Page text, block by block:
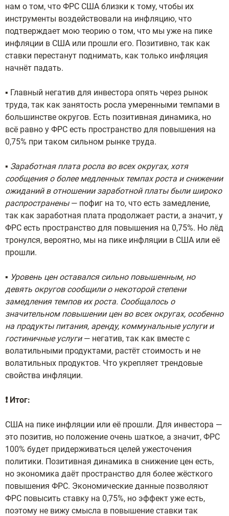
нам о том, что ФРС США близки к тому, чтобы их
инструменты воздействовали на инфляцию, что
подтверждает мою теорию о том, что мы уже на пике
инфляции в США или прошли его. Позитивно, так как
ставки перестанут поднимать, как только инфляция
начнёт падать.
▪️ Главный негатив для инвестора опять через рынок
труда, так как занятость росла умеренными темпами в
большинстве округов. Есть позитивная динамика, но
всё равно у ФРС есть пространство для повышения на
0,75% при таком сильном рынке труда.
▪️ Заработная плата росла во всех округах, хотя
сообщения о более медленных темпах роста и снижении
ожиданий в отношении заработной платы были широко
распространены— пофиг на то, что есть замедление,
так как заработная плата продолжает расти, а значит, у
ФРС есть пространство для повышения на 0,75%. Но лёд
тронулся, вероятно, мы на пике инфляции в США или её
прошли.
▪️ Уровень цен оставался сильно повышенным, но
девять округов сообщили о некоторой степени
замедления темпов их роста. Сообщалось о
значительном повышении цен во всех округах, особенно
на продукты питания, аренду, коммунальные услуги и
гостиничные услуги— негатив, так как вместе с
волатильными продуктами, растёт стоимость и не
волатильных продуктов. Что укрепляет трендовые
свойства инфляции.
❗️ Итог:
США на пике инфляции или её прошли. Для инвестора —
это позитив, но положение очень шаткое, а значит, ФРС
100% будет придерживаться целей ужесточения
политики. Позитивная динамика в снижение цен есть,
но экономика даёт пространство для более жёсткого
повышения ФРС. Экономические данные позволяют
ФРС повысить ставку на 0,75%, но эффект уже есть,
поэтому не вижу смысла в повышение ставки так